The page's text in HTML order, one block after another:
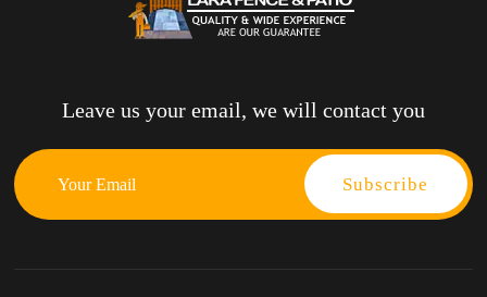
Leave us your email, we will contact you